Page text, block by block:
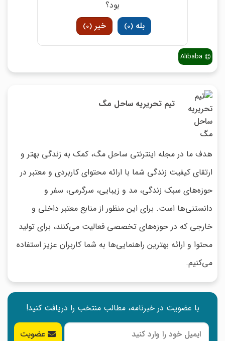
بود؟
بله (
0
) خیر (
0
)
Alibaba
تیم تحریریه ساحل مگ
هدف ما در مجله اینترنتی ساحل مگ، کمک به زندگی بهتر و
ارتقای کیفیت زندگی شما با ارائه محتوای کاربردی و معتبر در
حوزه‌های سبک زندگی، مد و زیبایی، سرگرمی، سفر و
دانستنی‌ها است. برای این منظور از منابع معتبر داخلی و
خارجی که در حوزه‌های تخصصی فعالیت می‌کنند، برای تولید
محتوا و ارائه بهترین راهنمایی‌ها به شما کاربران عزیز استفاده
می‌کنیم.
با عضویت در خبرنامه، مطالب منتخب را دریافت کنید!
عضویت